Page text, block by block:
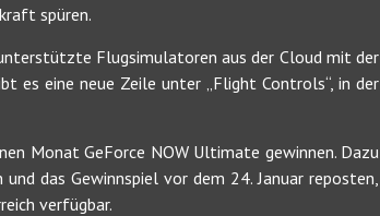
spüren.
Flugsimulatoren aus der Cloud mit der
es eine neue Zeile unter „Flight Controls“, in der
Monat GeForce NOW Ultimate gewinnen. Dazu
das Gewinnspiel vor dem 24. Januar reposten,
verfügbar.